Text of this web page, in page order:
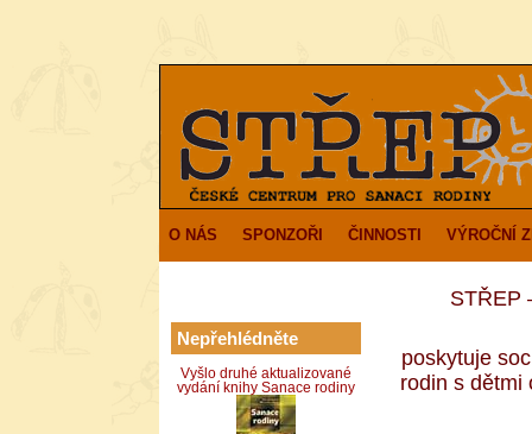
O NÁS SPONZOŘI ČINNOSTI VÝROČNÍ
Nepřehlédněte
Vyšlo druhé aktualizované
vydání knihy Sanace rodiny
STŘEP
poskytuje
rodin s dětmi